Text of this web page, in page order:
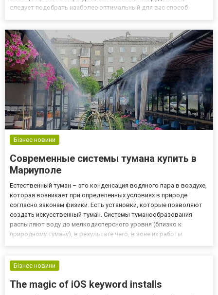
следует подобрать наиболее оптимальный для вас способ
мусоровозов Если р...
Бізнес новини
Современные системы тумана купить в
Мариуполе
Естественный туман – это конденсация водяного пара в воздухе,
которая возникает при определенных условиях в природе
согласно законам физики. Есть установки, которые позволяют
создать искусственный туман. Системы туманообразования
распыляют воду до мелкодисперсного уровня (близко к
природному туману), в результате чего, в зоне их работы
улице, ч...
Бізнес новини
The magic of iOS keyword installs